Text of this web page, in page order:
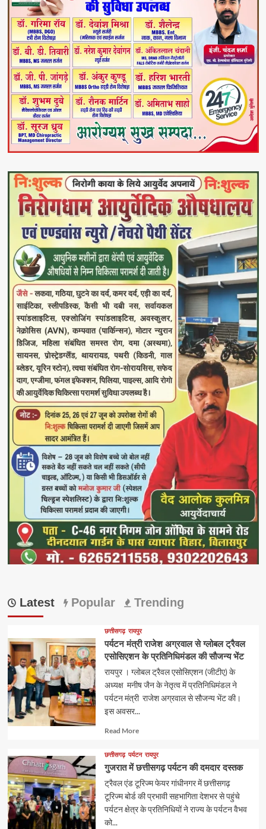
Latest Popular Trending
छत्तीसगढ़ रायपुर
पर्यटन मंत्री राजेश अग्रवाल से ग्लोबल ट्रैवल
एसोसिएशन के प्रतिनिधिमंडल की सौजन्य भेंट
रायपुर । ग्लोबल ट्रैवल एसोसिएशन (जीटीए) के
अध्यक्ष मनीष जैन के नेतृत्व में प्रतिनिधिमंडल ने
पर्यटन मंत्री राजेश अग्रवाल से सौजन्य भेंट की।
इस अवसर...
Read MoreRead
about
छत्तीसगढ़ पर्यटन रायपुर
गुजरात में छत्तीसगढ़ पर्यटन की दमदार दस्तक
ट्रैवल एंड टूरिज्म फेयर गांधीनगर में छत्तीसगढ़
टूरिज्म बोर्ड की प्रभावी सहभागिता देशभर से पहुंचे
पर्यटन क्षेत्र के प्रतिनिधियों ने राज्य के पर्यटन वैभव
को...